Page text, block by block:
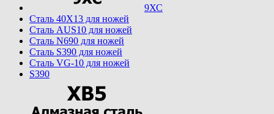
9ХС
Cталь 40Х13 для ножей
Cталь AUS10 для ножей
Cталь N690 для ножей
Cталь S390 для ножей
Cталь VG-10 для ножей
S390